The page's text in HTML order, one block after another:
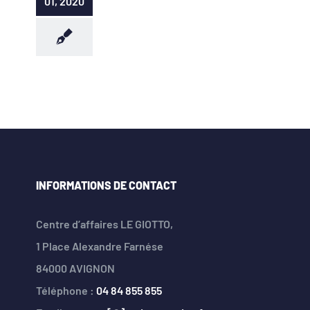
INFORMATIONS DE CONTACT
Centre d’affaires LE GIOTTO,
1 Place Alexandre Farnése
84000 AVIGNON
Téléphone : 04 84 855 855